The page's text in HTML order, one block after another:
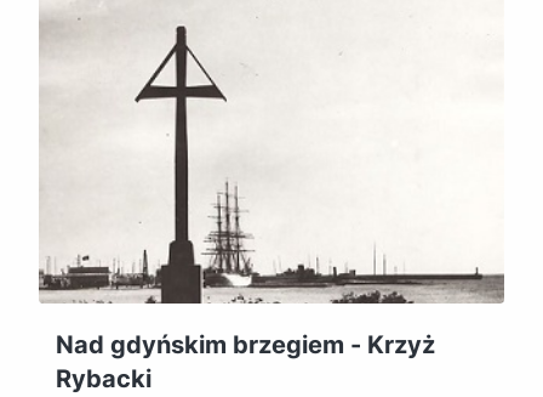
Nad gdyńskim brzegiem - Krzyż
Rybacki